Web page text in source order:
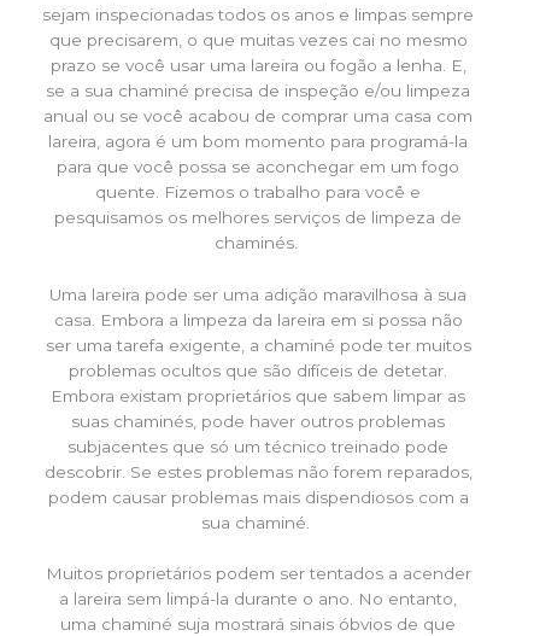
sejam inspecionadas todos os anos e limpas sempre
que precisarem, o que muitas vezes cai no mesmo
prazo se você usar uma lareira ou fogão a lenha. E,
se a sua chaminé precisa de inspeção e/ou limpeza
anual ou se você acabou de comprar uma casa com
lareira, agora é um bom momento para programá-la
para que você possa se aconchegar em um fogo
quente. Fizemos o trabalho para você e
pesquisamos os melhores serviços de limpeza de
chaminés.
Uma lareira pode ser uma adição maravilhosa à sua
casa. Embora a limpeza da lareira em si possa não
ser uma tarefa exigente, a chaminé pode ter muitos
problemas ocultos que são difíceis de detetar.
Embora existam proprietários que sabem limpar as
suas chaminés, pode haver outros problemas
subjacentes que só um técnico treinado pode
descobrir. Se estes problemas não forem reparados,
podem causar problemas mais dispendiosos com a
sua chaminé.
Muitos proprietários podem ser tentados a acender
a lareira sem limpá-la durante o ano. No entanto,
uma chaminé suja mostrará sinais óbvios de que